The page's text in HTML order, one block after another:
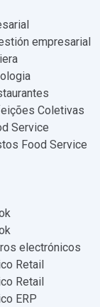
empresarial
Coletivas
Service
Food Service
electrónicos
Retail
Retail
ERP